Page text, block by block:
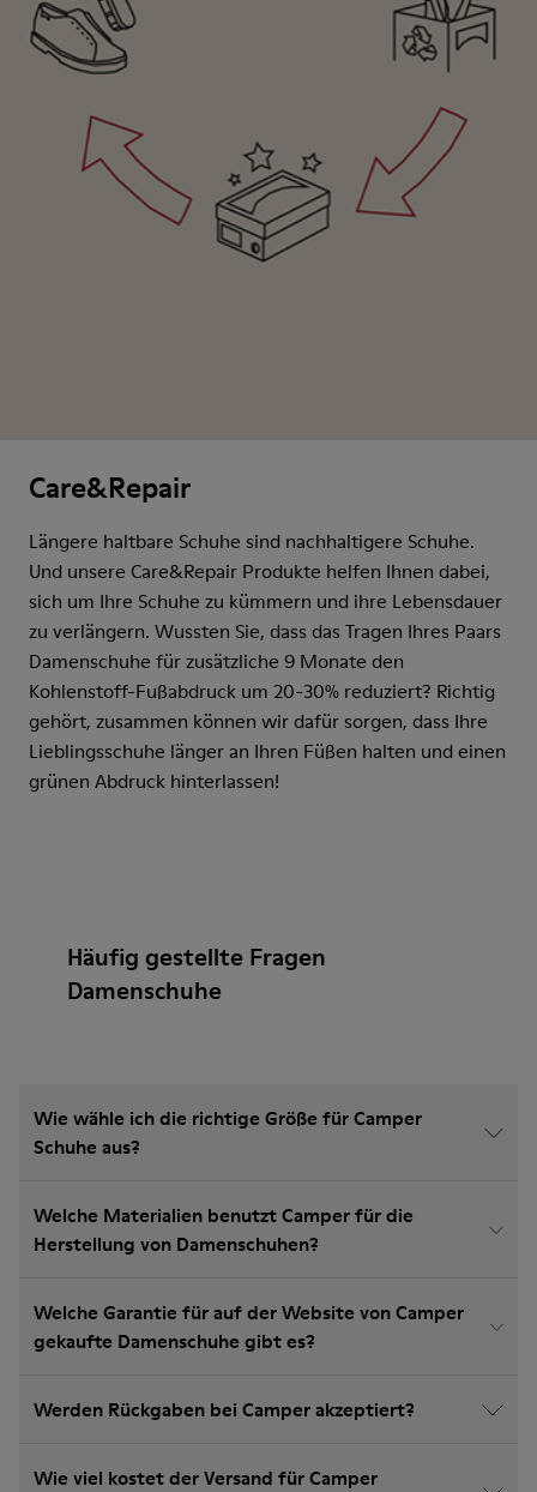
Care&Repair
Längere haltbare Schuhe sind nachhaltigere Schuhe.
Und unsere Care&Repair Produkte helfen Ihnen dabei,
sich um Ihre Schuhe zu kümmern und ihre Lebensdauer
zu verlängern. Wussten Sie, dass das Tragen Ihres Paars
Damenschuhe für zusätzliche 9 Monate den
Kohlenstoff-Fußabdruck um 20-30% reduziert? Richtig
gehört, zusammen können wir dafür sorgen, dass Ihre
Lieblingsschuhe länger an Ihren Füßen halten und einen
grünen Abdruck hinterlassen!
Häufig gestellte Fragen
Damenschuhe
Wie wähle ich die richtige Größe für Camper
Schuhe aus?
Welche Materialien benutzt Camper für die
Herstellung von Damenschuhen?
Welche Garantie für auf der Website von Camper
gekaufte Damenschuhe gibt es?
Werden Rückgaben bei Camper akzeptiert?
Wie viel kostet der Versand für Camper